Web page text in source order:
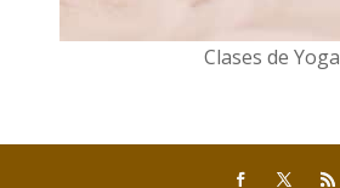
Clases de Yoga